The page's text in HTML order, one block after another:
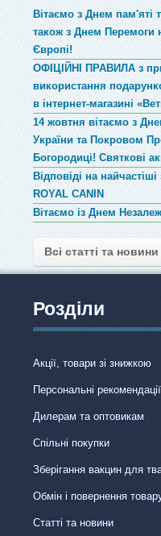
Вітаємо з Днем пам'яті
також з Днем Перемоги
Європі!
ОФІЦІЙНІ ПРАВИЛА з
використання
в інтернет-магазині
14 жовтня вітаємо з
України та Покровом
Богородиці! Святкові
Відповіді на
ROYAL CANIN
Вітаємо із Днем
Всі статті та новини
Розділи
Акції, товари зі знижкою
Персональні рекомендації
Дилерам та оптовикам
Спільні покупки
Зберігання вакцин для
Обмін і повернення
Статті та новини